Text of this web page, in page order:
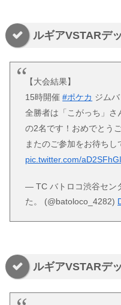
ルギアVSTARデ
【大会結果】
15時開催#ポケカ ジム
全勝者は「こがっち」さ
の2名です！おめでとう
またのご参加をお待ちし
pic.twitter.com/
— TC バトロコ渋谷セン
た。 (@batoloco_4282)
ルギアVSTARデ